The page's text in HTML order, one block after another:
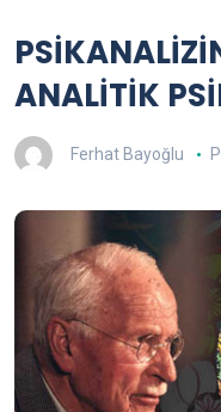
ANALİTİK
Ferhat Bayoğlu